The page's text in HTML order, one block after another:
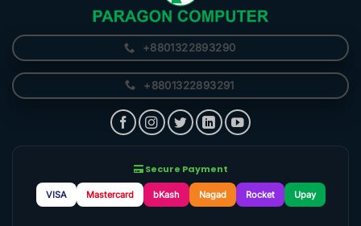
+8801322893290
+8801322893291
Secure Payment
VISA Mastercard bKash Nagad Rocket Upay